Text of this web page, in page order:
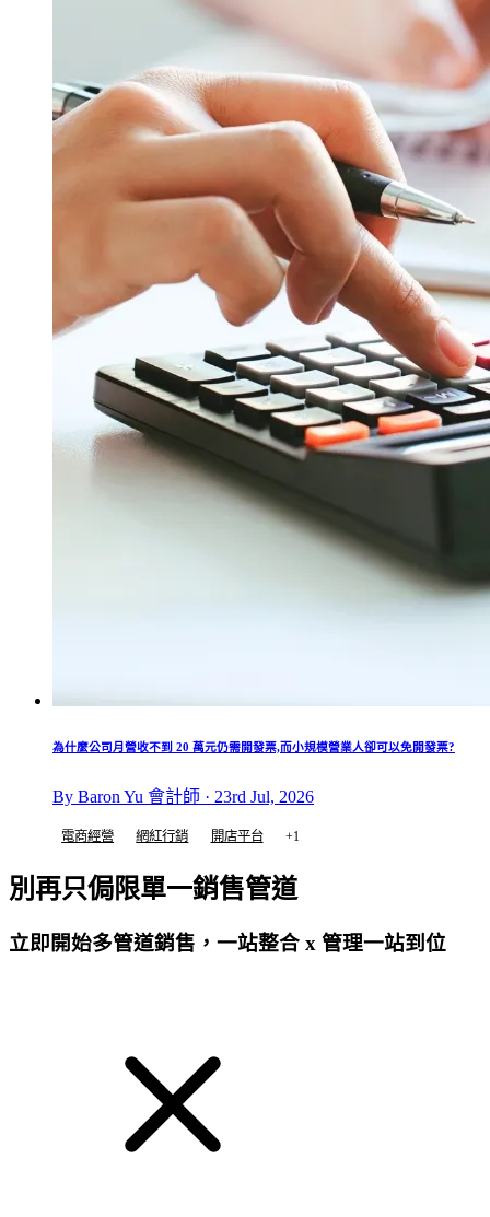
為什麼公司月營收不到 20 萬元仍需開發票,而小規模營業人卻可以免開發票?
By Baron Yu 會計師 · 23rd Jul, 2026
電商經營 網紅行銷 開店平台 +1
別再只侷限單一銷售管道
立即開始多管道銷售，一站整合 x 管理一站到位